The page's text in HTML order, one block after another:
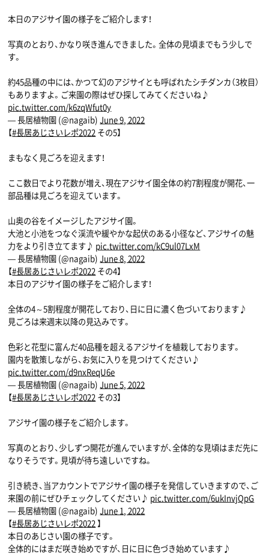
本日のアジサイ園の様子をご紹介します！
写真のとおり、かなり咲き進んできました。全体の見頃までもう少しで
す。
約45品種の中には、かつて幻のアジサイとも呼ばれたシチダンカ（3枚目）
もありますよ。ご来園の際はぜひ探してみてくださいね♪
pic.twitter.com/k6zqWfut0y
— 長居植物園 (@nagaib)June 9, 2022
【#長居あじさいレポ2022 その5】
まもなく見ごろを迎えます！
ここ数日でより花数が増え、現在アジサイ園全体の約7割程度が開花、一
部品種は見ごろを迎えています。
山奥の谷をイメージしたアジサイ園。
大池と小池をつなぐ渓流や緩やかな起伏のある小径など、アジサイの魅
力をより引き立てます♪ pic.twitter.com/kC9ul07LxM
— 長居植物園 (@nagaib)June 8, 2022
【#長居あじさいレポ2022 その4】
本日のアジサイ園の様子をご紹介します！
全体の4～5割程度が開花しており、日に日に濃く色づいております♪
見ごろは来週末以降の見込みです。
色彩と花型に富んだ40品種を超えるアジサイを植栽しております。
園内を散策しながら、お気に入りを見つけてください♪
pic.twitter.com/d9nxReqU6e
— 長居植物園 (@nagaib)June 5, 2022
【#長居あじさいレポ2022 その3】
アジサイ園の様子をご紹介します。
写真のとおり、少しずつ開花が進んでいますが、全体的な見頃はまだ先に
なりそうです。見頃が待ち遠しいですね。
引き続き、当アカウントでアジサイ園の様子を発信していきますので、ご
来園の前にぜひチェックしてください♪ pic.twitter.com/6ukInvjQpG
— 長居植物園 (@nagaib)June 1, 2022
【#長居あじさいレポ2022】
本日のあじさい園の様子です。
全体的にはまだ咲き始めですが、日に日に色づき始めています♪